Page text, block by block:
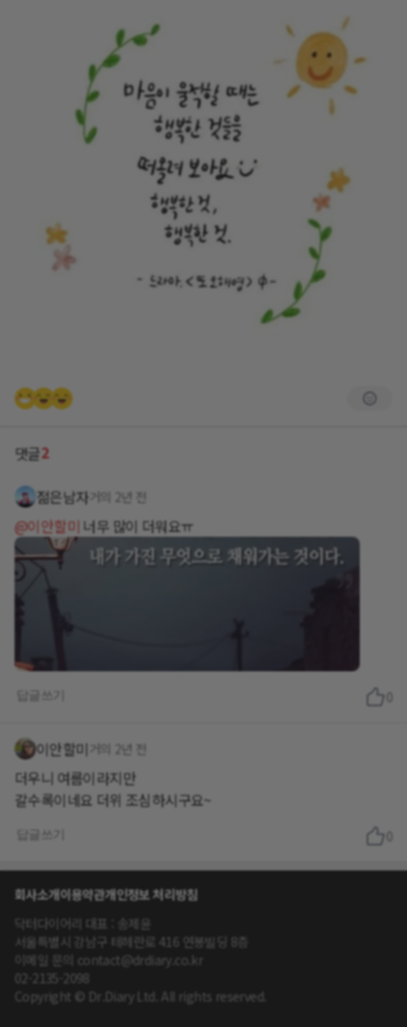
댓글2
젊은남자 거의 2년 전
@이안할미 너무 많이 더워요ㅠ
이안할미 거의 2년 전
더우니 여름이라지만
갈수록이네요 더위 조심하시구요~
회사소개이용약관개인정보 처리방침
닥터다이어리 대표 : 송제윤
서울특별시 강남구 테헤란로 416 연봉빌딩 8층
이메일 문의 contact@drdiary.co.kr
02-2135-2098
Copyright © Dr.Diary Ltd. All rights reserved.